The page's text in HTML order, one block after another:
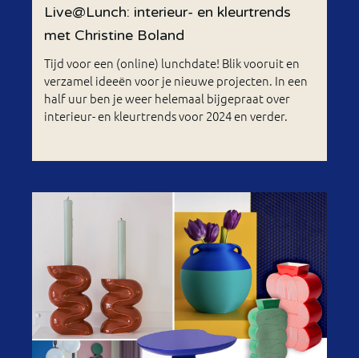
Live@Lunch: interieur- en kleurtrends
met Christine Boland
Tijd voor een (online) lunchdate! Blik vooruit en
verzamel ideeën voor je nieuwe projecten. In een
half uur ben je weer helemaal bijgepraat over
interieur- en kleurtrends voor 2024 en verder.